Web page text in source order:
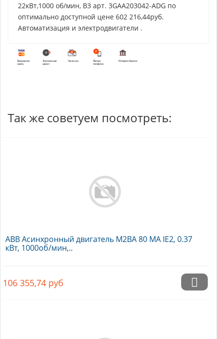
22кВт,1000 об/мин, B3 арт. 3GAA203042-ADG по
оптимально доступной цене 602 216,44руб.
Автоматизация и электродвигатели .
Так же советуем посмотреть:
ABB Асинхронный двигатель M2BA 80 MA IE2, 0.37
кВт, 1000об/мин,..
106 355,74 руб